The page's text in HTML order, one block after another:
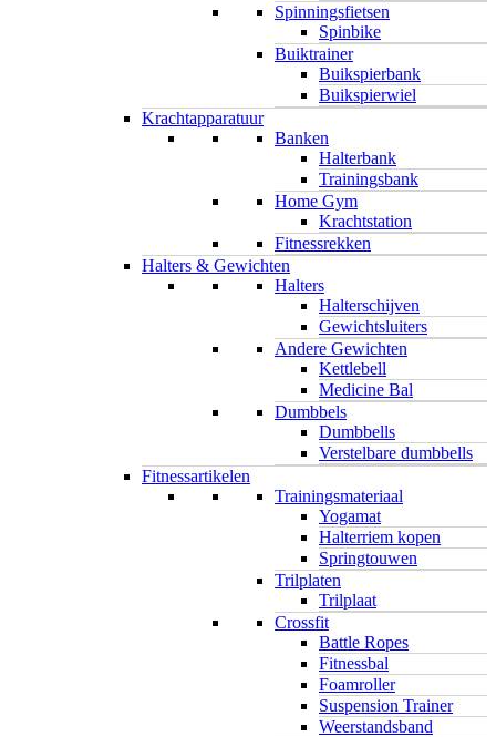
Spinningsfietsen
Spinbike
Buiktrainer
Buikspierbank
Buikspierwiel
Krachtapparatuur
Banken
Halterbank
Trainingsbank
Home Gym
Krachtstation
Fitnessrekken
Halters & Gewichten
Halters
Halterschijven
Gewichtsluiters
Andere Gewichten
Kettlebell
Medicine Bal
Dumbbels
Dumbbells
Verstelbare dumbbells
Fitnessartikelen
Trainingsmateriaal
Yogamat
Halterriem kopen
Springtouwen
Trilplaten
Trilplaat
Crossfit
Battle Ropes
Fitnessbal
Foamroller
Suspension Trainer
Weerstandsband